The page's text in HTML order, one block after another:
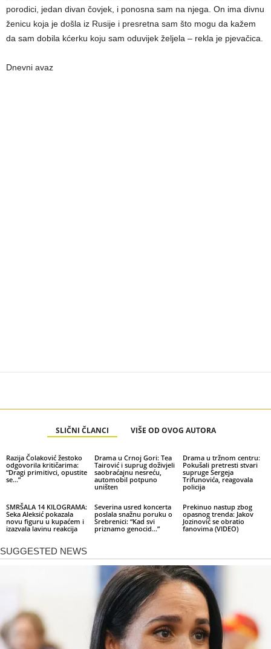
porodici, jedan divan čovjek, i ponosna sam na njega. On ima divnu
ženicu koja je došla iz Rusije i presretna sam što mogu da kažem
da sam dobila kćerku koju sam oduvijek željela – rekla je pjevačica.
Dnevni avaz
SLIČNI ČLANCI VIŠE OD OVOG AUTORA
Razija Čolaković žestoko
odgovorila kritičarima:
“Dragi primitivci, opustite
se…”
Drama u Crnoj Gori: Tea
Tairović i suprug doživjeli
saobraćajnu nesreću,
automobil potpuno
uništen
Drama u tržnom centru:
Pokušali pretresti stvari
supruge Sergeja
Trifunovića, reagovala
policija
SMRŠALA 14 KILOGRAMA:
Seka Aleksić pokazala
novu figuru u kupaćem i
izazvala lavinu reakcija
Severina usred koncerta
poslala snažnu poruku o
Srebrenici: “Kad svi
priznamo genocid…”
Prekinuo nastup zbog
opasnog trenda: Jakov
Jozinović se obratio
fanovima (VIDEO)